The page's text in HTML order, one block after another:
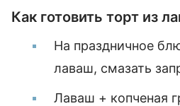
Как готовить торт из
На праздничное
лаваш, смазать
Лаваш + копченая